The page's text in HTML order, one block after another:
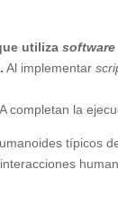
utiliza
Al implementar
completan la
típicos